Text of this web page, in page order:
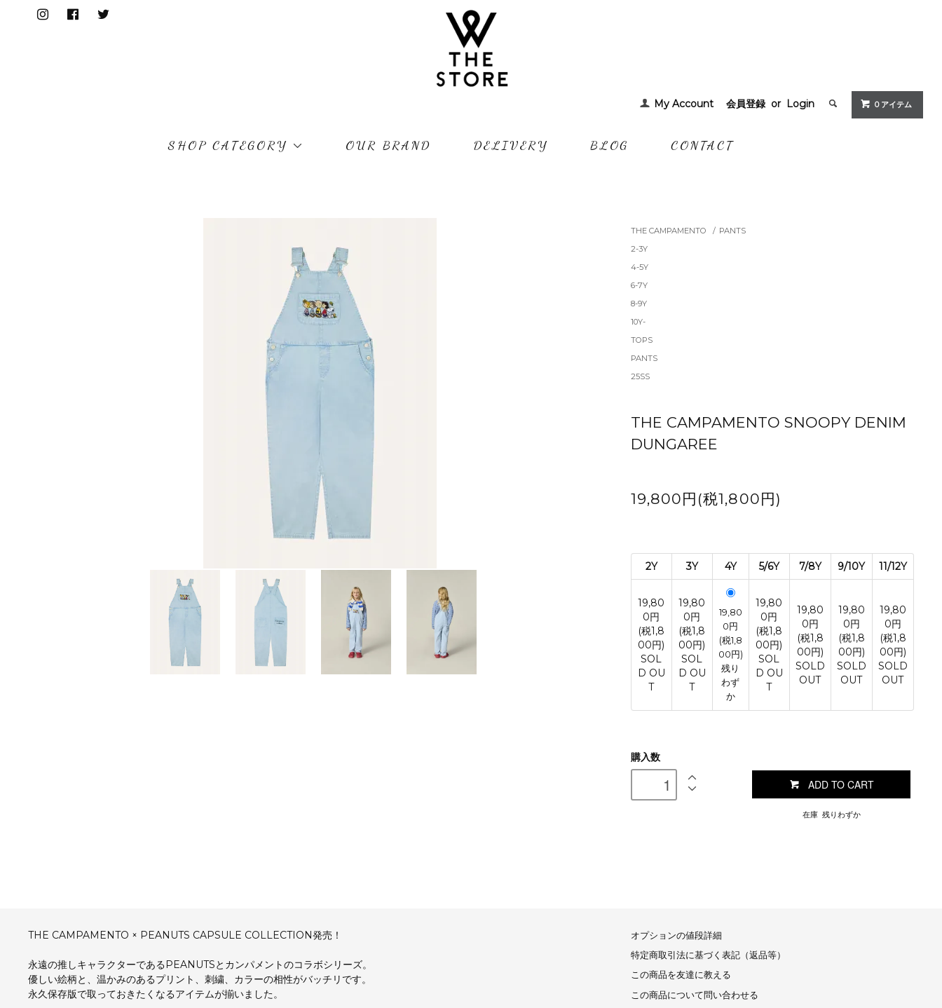
My Account 会員登録 or Login 0 アイテム
SHOP CATEGORY OUR BRAND DELIVERY BLOG CONTACT
THE CAMPAMENTO / PANTS
2-3Y
4-5Y
6-7Y
8-9Y
10Y-
TOPS
PANTS
25SS
THE CAMPAMENTO SNOOPY DENIM
DUNGAREE
19,800円(税1,800円)
2Y 3Y 4Y 5/6Y 7/8Y 9/10Y 11/12Y
19,80
0円
(税1,8
00円)
SOL
D OU
T
19,80
0円
(税1,8
00円)
SOL
D OU
T
19,80
0円
(税1,8
00円)
残り
わず
か
19,80
0円
(税1,8
00円)
SOL
D OU
T
19,80
0円
(税1,8
00円)
SOLD
OUT
19,80
0円
(税1,8
00円)
SOLD
OUT
19,80
0円
(税1,8
00円)
SOLD
OUT
購入数
ADD TO CART
在庫 残りわずか
THE CAMPAMENTO × PEANUTS CAPSULE COLLECTION発売！
永遠の推しキャラクターであるPEANUTSとカンパメントのコラボシリーズ。
優しい絵柄と、温かみのあるプリント、刺繍、カラーの相性がバッチリです。
永久保存版で取っておきたくなるアイテムが揃いました。
オプションの値段詳細
特定商取引法に基づく表記（返品等）
この商品を友達に教える
この商品について問い合わせる